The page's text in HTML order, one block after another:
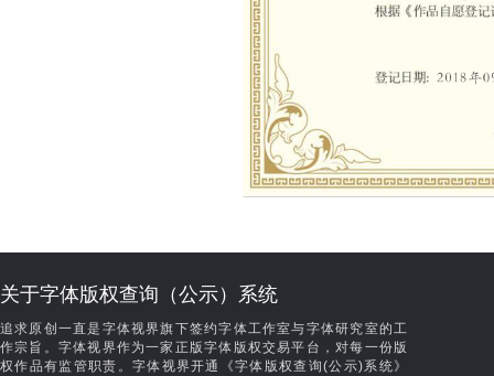
关于字体版权查询（公示）系统
追求原创一直是字体视界旗下签约字体工作室与字体研究室的工
作宗旨。字体视界作为一家正版字体版权交易平台，对每一份版
权作品有监管职责。字体视界开通《字体版权查询(公示)系统》